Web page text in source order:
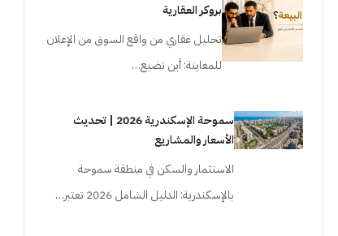
بروكر العقارية
تحليل عقاري من واقع السوق من الإعلان
للمعاينة: أين تضيع…
سموحة الإسكندرية 2026 | تحديث
الأسعار والمشاريع
الاستثمار والسكن في منطقة سموحة
بالإسكندرية: الدليل الشامل 2026 تعتبر…